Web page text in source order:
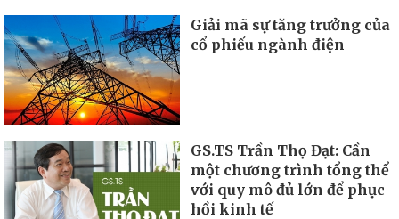
Giải mã sự tăng trưởng của
cổ phiếu ngành điện
GS.TS Trần Thọ Đạt: Cần
một chương trình tổng thể
với quy mô đủ lớn để phục
hồi kinh tế